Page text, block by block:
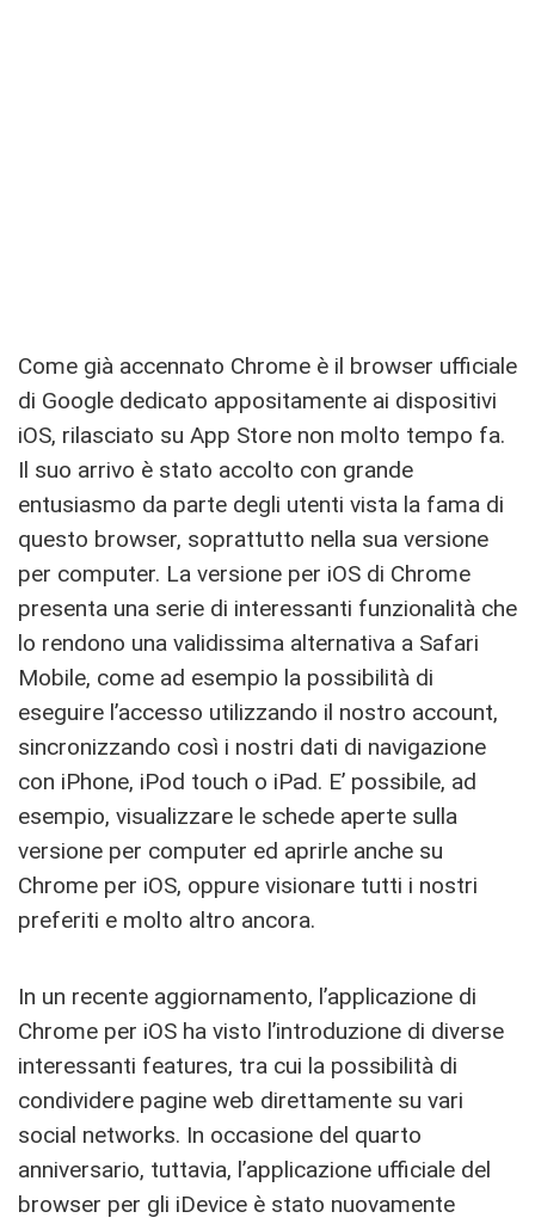
Come già accennato Chrome è il browser ufficiale
di Google dedicato appositamente ai dispositivi
iOS, rilasciato su App Store non molto tempo fa.
Il suo arrivo è stato accolto con grande
entusiasmo da parte degli utenti vista la fama di
questo browser, soprattutto nella sua versione
per computer. La versione per iOS di Chrome
presenta una serie di interessanti funzionalità che
lo rendono una validissima alternativa a Safari
Mobile, come ad esempio la possibilità di
eseguire l’accesso utilizzando il nostro account,
sincronizzando così i nostri dati di navigazione
con iPhone, iPod touch o iPad. E’ possibile, ad
esempio, visualizzare le schede aperte sulla
versione per computer ed aprirle anche su
Chrome per iOS, oppure visionare tutti i nostri
preferiti e molto altro ancora.
In un recente aggiornamento, l’applicazione di
Chrome per iOS ha visto l’introduzione di diverse
interessanti features, tra cui la possibilità di
condividere pagine web direttamente su vari
social networks. In occasione del quarto
anniversario, tuttavia, l’applicazione ufficiale del
browser per gli iDevice è stato nuovamente